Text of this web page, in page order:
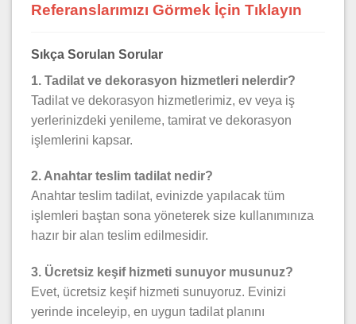
Referanslarımızı Görmek İçin Tıklayın
Sıkça Sorulan Sorular
1. Tadilat ve dekorasyon hizmetleri nelerdir?
Tadilat ve dekorasyon hizmetlerimiz, ev veya iş
yerlerinizdeki yenileme, tamirat ve dekorasyon
işlemlerini kapsar.
2. Anahtar teslim tadilat nedir?
Anahtar teslim tadilat, evinizde yapılacak tüm
işlemleri baştan sona yöneterek size kullanımınıza
hazır bir alan teslim edilmesidir.
3. Ücretsiz keşif hizmeti sunuyor musunuz?
Evet, ücretsiz keşif hizmeti sunuyoruz. Evinizi
yerinde inceleyip, en uygun tadilat planını